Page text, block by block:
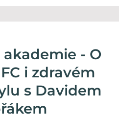
- O
i zdravém
s Davidem